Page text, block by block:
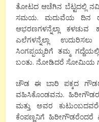
ತೋಟದ ಆಚೆಗಿನ ಬೆಟ್ಟದಲ್ಲಿ
ಸಮಯ. ಮದುವೆಯ ದಿನ
ಆಭರಣಗಳನ್ನೆಲ್ಲಾ
ಎಲೆಗಳನ್ನೆಲ್ಲಾ ಉದುರಿಸಲು
ಸಿಂಗಪ್ಪಯ್ಯರಿಗೆ ತಮ್ಮ
ಬಂತು. ನೋಡಿದರೆ ಸೋಮಿಯ
ಚೌಡ ಈ ಬಾರಿ ಪಕ್ಕದ
ವಹಿಸಿಕೊಂಡವನು. ಹಿರೀಗೌಡರ
ಮತ್ತು ಅವರ
ಕೆಂಪಣ್ಣನಿಗೆ